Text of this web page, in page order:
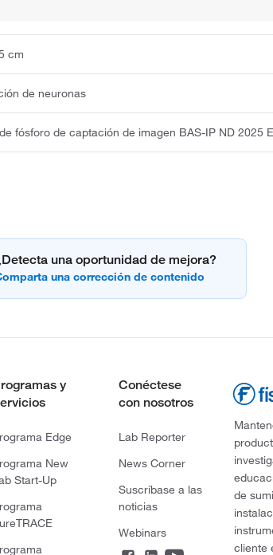
cm
de neuronas
fósforo de captación de imagen BAS-IP ND 2025
una oportunidad de mejora?
y
Edge
New
Start-Up
Conéctese
con nosotros
Lab Reporter
News Corner
Suscríbase a las
noticias
Webinars
de
cliente